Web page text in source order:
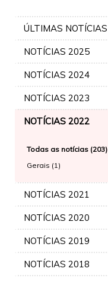
ÚLTIMAS NOTÍCIAS
NOTÍCIAS 2025
NOTÍCIAS 2024
NOTÍCIAS 2023
NOTÍCIAS 2022
Todas as notícias (203)
Gerais (1)
NOTÍCIAS 2021
NOTÍCIAS 2020
NOTÍCIAS 2019
NOTÍCIAS 2018